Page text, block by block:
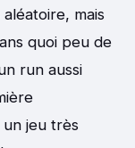
mais
quoi peu de
run aussi
jeu très